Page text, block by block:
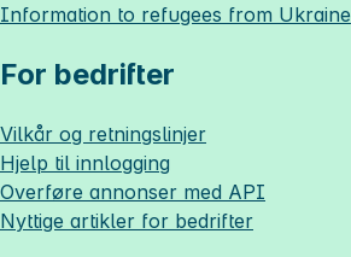
Information to refugees from Ukraine
For bedrifter
Vilkår og retningslinjer
Hjelp til innlogging
Overføre annonser med API
Nyttige artikler for bedrifter